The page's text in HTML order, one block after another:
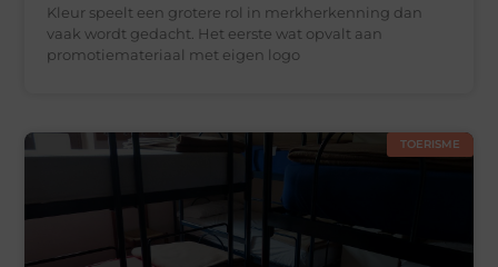
Kleur speelt een grotere rol in merkherkenning dan
vaak wordt gedacht. Het eerste wat opvalt aan
promotiemateriaal met eigen logo
TOERISME